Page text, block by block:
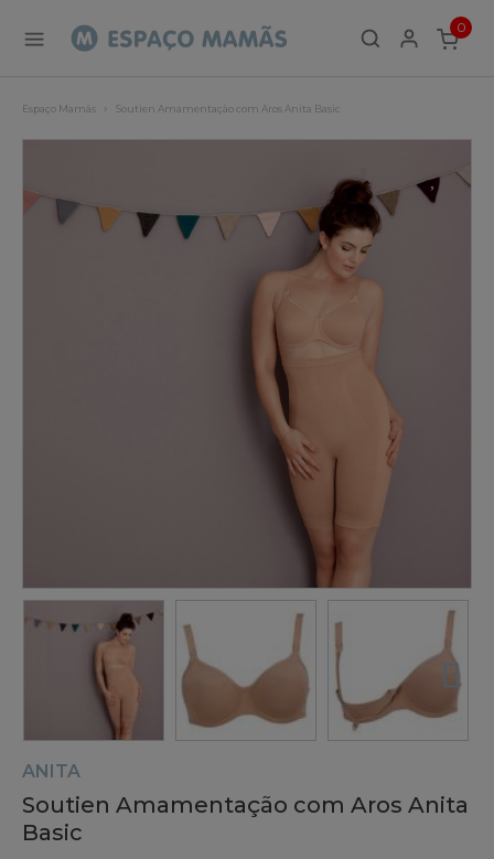
0
ITEMS
Espaço Mamãs Soutien Amamentação com Aros Anita Basic
ANITA
Soutien Amamentação com Aros Anita
Basic